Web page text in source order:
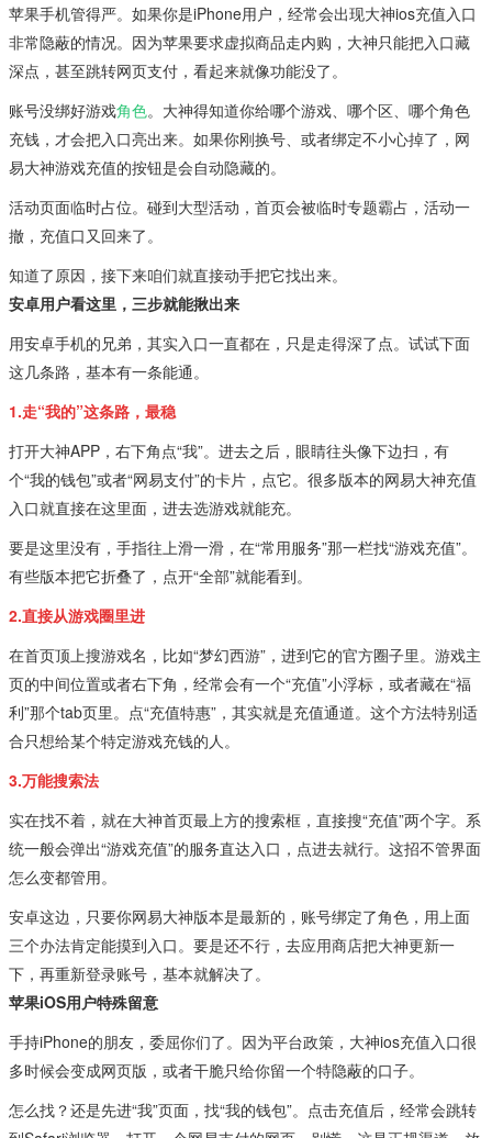
苹果手机管得严。如果你是iPhone用户，经常会出现大神ios充值入口
非常隐蔽的情况。因为苹果要求虚拟商品走内购，大神只能把入口藏
深点，甚至跳转网页支付，看起来就像功能没了。
账号没绑好游戏角色。大神得知道你给哪个游戏、哪个区、哪个角色
充钱，才会把入口亮出来。如果你刚换号、或者绑定不小心掉了，网
易大神游戏充值的按钮是会自动隐藏的。
活动页面临时占位。碰到大型活动，首页会被临时专题霸占，活动一
撤，充值口又回来了。
知道了原因，接下来咱们就直接动手把它找出来。
安卓用户看这里，三步就能揪出来
用安卓手机的兄弟，其实入口一直都在，只是走得深了点。试试下面
这几条路，基本有一条能通。
1.走“我的”这条路，最稳
打开大神APP，右下角点“我”。进去之后，眼睛往头像下边扫，有
个“我的钱包”或者“网易支付”的卡片，点它。很多版本的网易大神充值
入口就直接在这里面，进去选游戏就能充。
要是这里没有，手指往上滑一滑，在“常用服务”那一栏找“游戏充值”。
有些版本把它折叠了，点开“全部”就能看到。
2.直接从游戏圈里进
在首页顶上搜游戏名，比如“梦幻西游”，进到它的官方圈子里。游戏主
页的中间位置或者右下角，经常会有一个“充值”小浮标，或者藏在“福
利”那个tab页里。点“充值特惠”，其实就是充值通道。这个方法特别适
合只想给某个特定游戏充钱的人。
3.万能搜索法
实在找不着，就在大神首页最上方的搜索框，直接搜“充值”两个字。系
统一般会弹出“游戏充值”的服务直达入口，点进去就行。这招不管界面
怎么变都管用。
安卓这边，只要你网易大神版本是最新的，账号绑定了角色，用上面
三个办法肯定能摸到入口。要是还不行，去应用商店把大神更新一
下，再重新登录账号，基本就解决了。
苹果iOS用户特殊留意
手持iPhone的朋友，委屈你们了。因为平台政策，大神ios充值入口很
多时候会变成网页版，或者干脆只给你留一个特隐蔽的口子。
怎么找？还是先进“我”页面，找“我的钱包”。点击充值后，经常会跳转